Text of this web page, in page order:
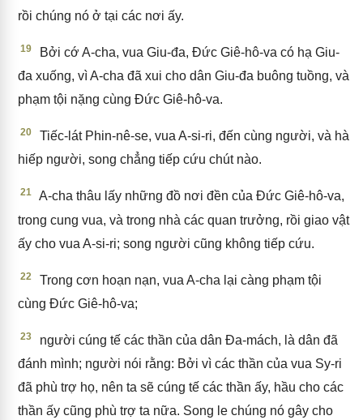
rồi chúng nó ở tại các nơi ấy.
19
Bởi cớ A-cha, vua Giu-đa, Đức Giê-hô-va có hạ Giu-
đa xuống, vì A-cha đã xui cho dân Giu-đa buông tuồng, và
phạm tội nặng cùng Đức Giê-hô-va.
20
Tiếc-lát Phin-nê-se, vua A-si-ri, đến cùng người, và hà
hiếp người, song chẳng tiếp cứu chút nào.
21
A-cha thâu lấy những đồ nơi đền của Đức Giê-hô-va,
trong cung vua, và trong nhà các quan trưởng, rồi giao vật
ấy cho vua A-si-ri; song người cũng không tiếp cứu.
22
Trong cơn hoạn nạn, vua A-cha lại càng phạm tội
cùng Đức Giê-hô-va;
23
người cúng tế các thần của dân Đa-mách, là dân đã
đánh mình; người nói rằng: Bởi vì các thần của vua Sy-ri
đã phù trợ họ, nên ta sẽ cúng tế các thần ấy, hầu cho các
thần ấy cũng phù trợ ta nữa. Song le chúng nó gây cho